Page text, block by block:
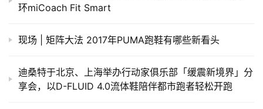
环miCoach Fit Smart
现场 | 矩阵大法 2017年PUMA跑鞋有哪些新看头
迪桑特于北京、上海举办行动家俱乐部「缓震新境界」分
享会，以D-FLUID 4.0流体鞋陪伴都市跑者轻松开跑